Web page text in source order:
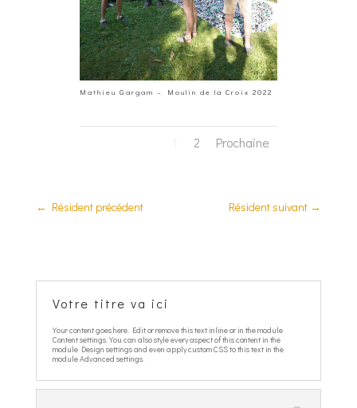
Mathieu Gargam – Moulin de la Croix 2022
2 Prochaine
← Résident précédent Résident suivant →
Votre titre va ici
Your content goes here. Edit or remove this text inline or in the module
Content settings. You can also style every aspect of this content in the
module Design settings and even apply custom CSS to this text in the
module Advanced settings.